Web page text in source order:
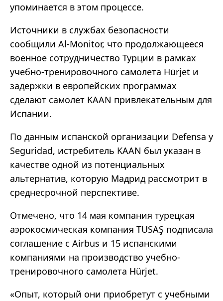
упоминается в этом процессе.
Источники в службах безопасности
сообщили Al-Monitor, что продолжающееся
военное сотрудничество Турции в рамках
учебно-тренировочного самолета Hürjet и
задержки в европейских программах
сделают самолет KAAN привлекательным для
Испании.
По данным испанской организации Defensa y
Seguridad, истребитель KAAN был указан в
качестве одной из потенциальных
альтернатив, которую Мадрид рассмотрит в
среднесрочной перспективе.
Отмечено, что 14 мая компания турецкая
аэрокосмическая компания TUSAŞ подписала
соглашение с Airbus и 15 испанскими
компаниями на производство учебно-
тренировочного самолета Hürjet.
«Опыт, который они приобретут с учебными